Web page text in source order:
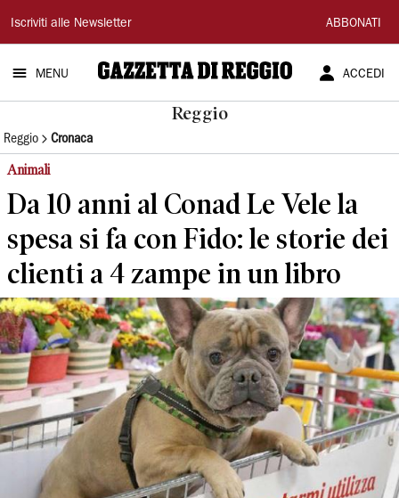
Gazzetta
di
Reggio
Iscriviti alle Newsletter ABBONATI
MENU ACCEDI
Reggio
Reggio Cronaca
Animali
Da 10 anni al Conad Le Vele la
spesa si fa con Fido: le storie dei
clienti a 4 zampe in un libro